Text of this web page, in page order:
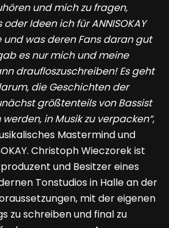
und mich zu fragen,
Ideen ich für ANNISOKAY
was deren Fans daran gut
es nur mich und meine
draufloszuschreiben! Es geht
die Geschichten der
größtenteils von Bassist
in Musik zu verpacken“,
Mastermind und
Christoph Wieczorek ist
und Besitzer eines
Tonstudios in Halle an der
mit der eigenen
zu schreiben und final zu